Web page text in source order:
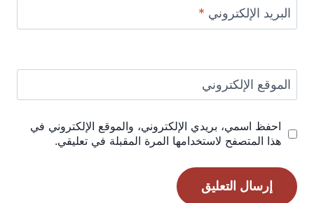
البريد الإلكتروني *
الموقع الإلكتروني
احفظ اسمي، بريدي الإلكتروني، والموقع الإلكتروني في
هذا المتصفح لاستخدامها المرة المقبلة في تعليقي.